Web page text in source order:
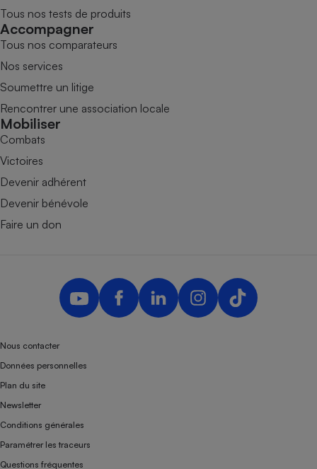
Tous nos tests de produits
Accompagner
Tous nos comparateurs
Nos services
Soumettre un litige
Rencontrer une association locale
Mobiliser
Combats
Victoires
Devenir adhérent
Devenir bénévole
Faire un don
Nous contacter
Données personnelles
Plan du site
Newsletter
Conditions générales
Paramétrer les traceurs
Questions fréquentes